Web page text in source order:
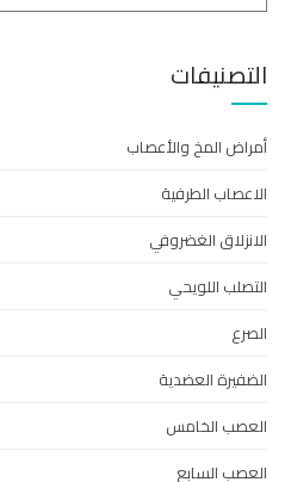
التصنيفات
أمراض المخ والأعصاب
الاعصاب الطرفية
الانزلاق الغضروفي
التصلب اللويحي
الصرع
الضفيرة العضدية
العصب الخامس
العصب السابع